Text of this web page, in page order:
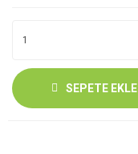
SEPETE EKLE